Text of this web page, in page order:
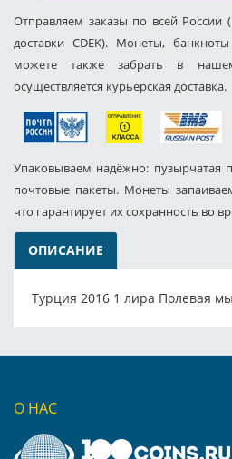
Отправляем заказы по всей России
доставки CDEK). Монеты,
можете также забрать в
осуществляется курьерская доставка.
Упаковываем надёжно: пузырчатая
почтовые пакеты. Монеты
что гарантирует их сохранность во
ОПИСАНИЕ
Турция 2016 1 лира Полевая
О НАС